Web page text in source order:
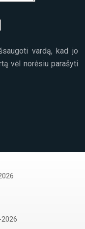
vardą, kad jo
vėl norėsiu parašyti